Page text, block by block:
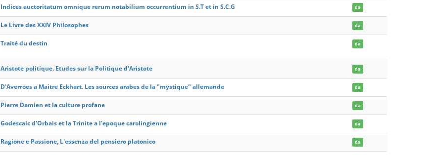
Indices auctoritatum omnique rerum notabilium occurrentium in S.T et in S.C.G da
Le Livre des XXIV Philosophes da
Traité du destin da
Aristote politique. Etudes sur la Politique d'Aristote da
D'Averroes a Maitre Eckhart. Les sources arabes de la "mystique" allemande da
Pierre Damien et la culture profane da
Godescalc d'Orbais et la Trinite a l'epoque carolingienne da
Ragione e Passione, L'essenza del pensiero platonico da